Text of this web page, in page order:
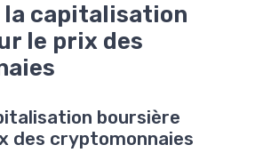
la capitalisation
le prix des
boursière
des cryptomonnaies